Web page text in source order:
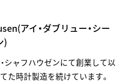
アイ・ダブリュー・シー
)
シャフハウゼンにて創業して以
た時計製造を続けています。